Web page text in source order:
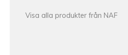
Visa alla produkter från NAF